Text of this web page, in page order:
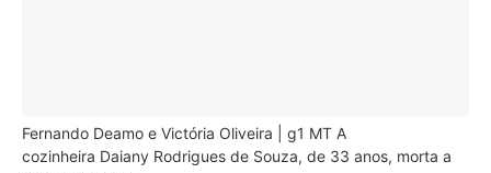
Fernando Deamo e Victória Oliveira | g1 MT A
cozinheira Daiany Rodrigues de Souza, de 33 anos, morta a